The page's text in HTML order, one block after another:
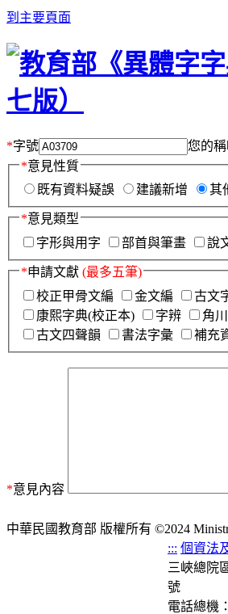
到主要頁面
*字號 您的
*意見性質
既有資料疑誤
建議新增 其
*意見類型
字形與用字
部首與筆畫 說
*申請文獻 (最多五筆)
校正甲骨文編
金文編 古文
康熙字典(校正本)
字辨 角
古文四聲韻
書法字彙 補充
*意見內容
中華民國教育部 版權所有 ©2024
::: 個資法
三峽總院
號
電話總機：